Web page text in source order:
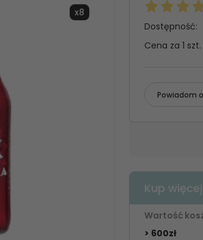
x8
Dostępność:
Cena za 1 szt.
Powiadom
Kup
Wartość
> 600zł